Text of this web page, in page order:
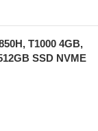
T1000 4GB,
SSD NVME